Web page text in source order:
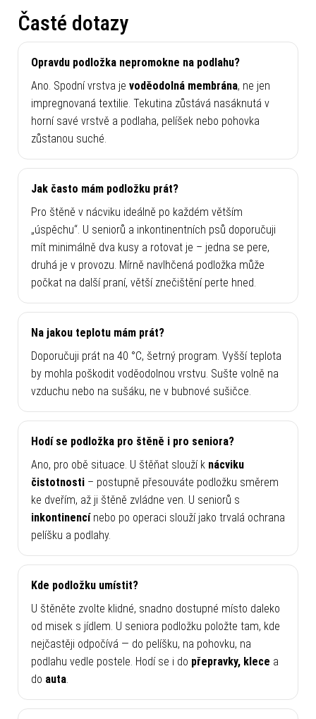
Časté dotazy
Opravdu podložka nepromokne na podlahu?
Ano. Spodní vrstva je voděodolná membrána, ne jen
impregnovaná textilie. Tekutina zůstává nasáknutá v
horní savé vrstvě a podlaha, pelíšek nebo pohovka
zůstanou suché.
Jak často mám podložku prát?
Pro štěně v nácviku ideálně po každém větším
„úspěchu“. U seniorů a inkontinentních psů doporučuji
mít minimálně dva kusy a rotovat je – jedna se pere,
druhá je v provozu. Mírně navlhčená podložka může
počkat na další praní, větší znečištění perte hned.
Na jakou teplotu mám prát?
Doporučuji prát na 40 °C, šetrný program. Vyšší teplota
by mohla poškodit voděodolnou vrstvu. Sušte volně na
vzduchu nebo na sušáku, ne v bubnové sušičce.
Hodí se podložka pro štěně i pro seniora?
Ano, pro obě situace. U štěňat slouží k nácviku
čistotnosti – postupně přesouváte podložku směrem
ke dveřím, až ji štěně zvládne ven. U seniorů s
inkontinencínebo po operaci slouží jako trvalá ochrana
pelíšku a podlahy.
Kde podložku umístit?
U štěněte zvolte klidné, snadno dostupné místo daleko
od misek s jídlem. U seniora podložku položte tam, kde
nejčastěji odpočívá — do pelíšku, na pohovku, na
podlahu vedle postele. Hodí se i do přepravky, klece a
do auta.